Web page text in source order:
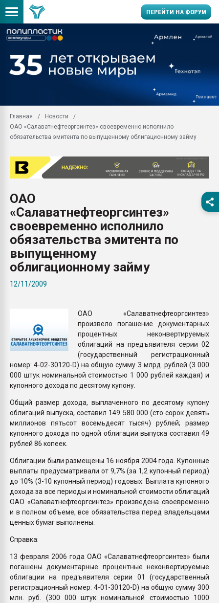
ПЕРЕЙТИ НА ФОРУМ
Вакуум-формовочные
28.07.2026
28.07.2026
Всё, что касается
бутылок
вакуумного
Продам отходы
поликарбоната и АБС-
Armaloy PC/ABS-1IM
Главная
Новости
ОАО «Салаватнефтеоргсинтез» своевременно исполнило
обязательства эмитента по выпущенному облигационному займу
ОАО
«Салаватнефтеоргсинтез»
своевременно исполнило
обязательства эмитента по
выпущенному
облигационному займу
12/11/2009
ОАО «Салаватнефтеоргсинтез»
произвело погашение документарных
процентных неконвертируемых
облигаций на предъявителя серии 02
(государственный регистрационный
номер: 4-02-30120-D) на общую сумму 3 млрд. рублей (3 000
000 штук номинальной стоимостью 1 000 рублей каждая) и
купонного дохода по десятому купону.
Общий размер дохода, выплаченного по десятому купону
облигаций выпуска, составил 149 580 000 (сто сорок девять
миллионов пятьсот восемьдесят тысяч) рублей; размер
купонного дохода по одной облигации выпуска составил 49
рублей 86 копеек.
Облигации были размещены 16 ноября 2004 года. Купонные
выплаты предусматривали от 9,7% (за 1,2 купонный период)
до 10% (3-10 купонный период) годовых. Выплата купонного
дохода за все периоды и номинальной стоимости облигаций
ОАО «Салаватнефтеоргсинтез» произведена своевременно
и в полном объеме, все обязательства перед владельцами
ценных бумаг выполнены.
Справка:
13 февраля 2006 года ОАО «Салаватнефтеоргсинтез» были
погашены документарные процентные неконвертируемые
облигации на предъявителя серии 01 (государственный
регистрационный номер: 4-01-30120-D) на общую сумму 300
млн. руб. (300 000 штук номинальной стоимостью 1000